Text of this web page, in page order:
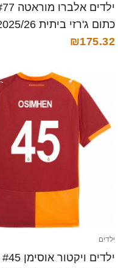
קצרה
₪175.32
ילדים